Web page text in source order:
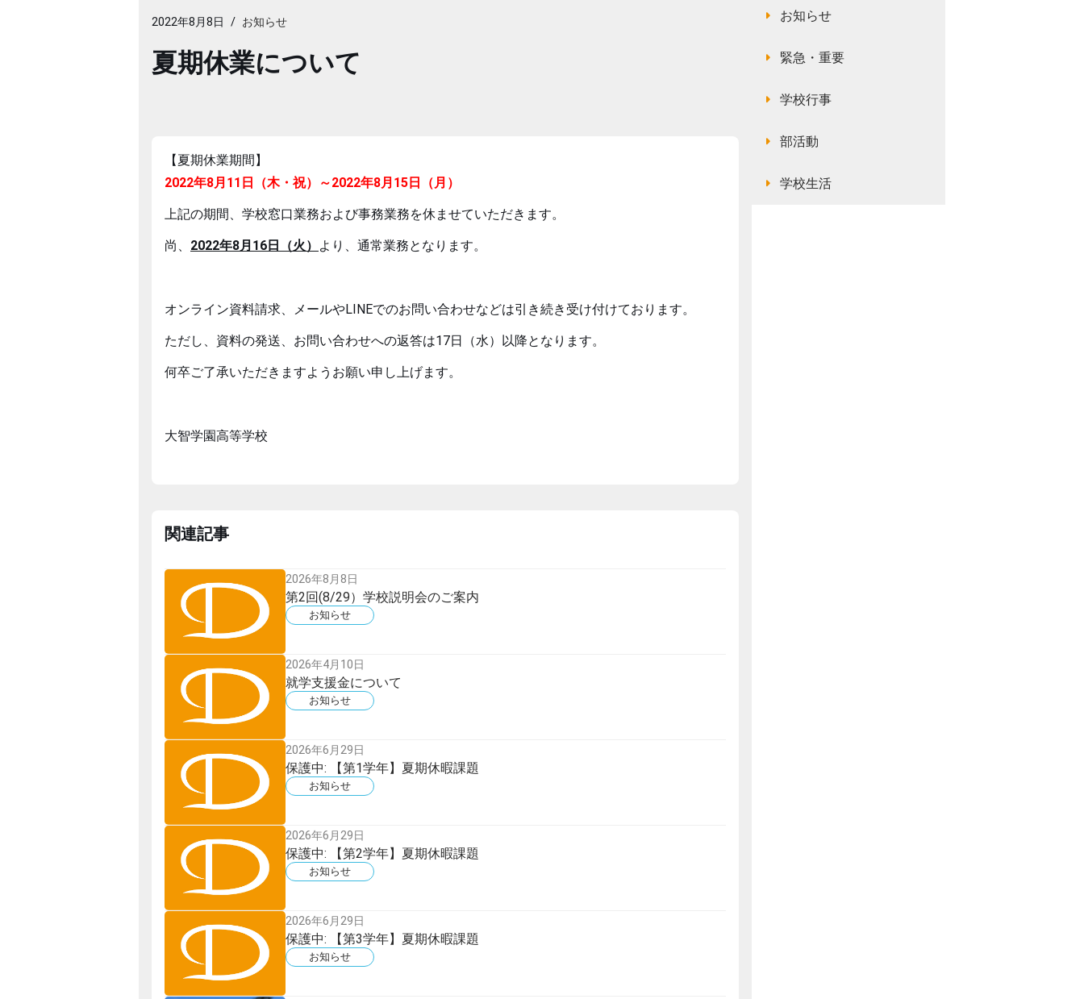
夏期休業について
2022年8月8日 お知らせ
【夏期休業期間】
2022年8月11日（木・祝）～2022年8月15日（月）
上記の期間、学校窓口業務および事務業務を休ませていただきます。
尚、 2022年8月16日（火） より、通常業務となります。
オンライン資料請求、メールやLINEでのお問い合わせなどは引き続き受け付けております。
ただし、資料の発送、お問い合わせへの返答は17日（水）以降となります。
何卒ご了承いただきますようお願い申し上げます。
大智学園高等学校
関連記事
2026年8月8日
第2回(8/29）学校説明会のご案内
お知らせ
2026年4月10日
就学支援金について
お知らせ
2026年6月29日
保護中: 【第1学年】夏期休暇課題
お知らせ
2026年6月29日
保護中: 【第2学年】夏期休暇課題
お知らせ
2026年6月29日
保護中: 【第3学年】夏期休暇課題
お知らせ
お知らせ
緊急・重要
学校行事
部活動
学校生活